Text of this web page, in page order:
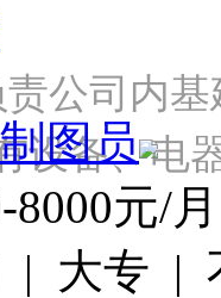
责公司内
设备、电
图员
8000元/月
| 大专 |